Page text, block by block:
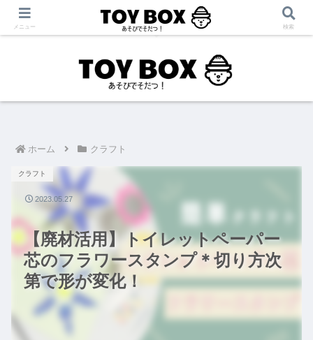
「あそび」をテーマに【育児・保育・療育】に役立つ情報を発信中！
ホーム クラフト
【廃材活用】トイレットペーパー
芯のフラワースタンプ＊切り方次
第で形が変化！
クラフト
2023.05.27
メニュー 検索